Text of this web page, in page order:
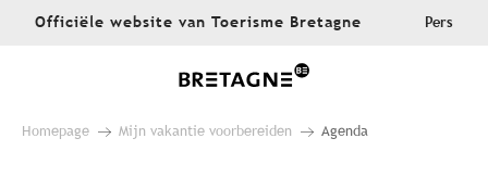
AllerOfficiële website van Toerisme Bretagne Pers
Homepage Mijn vakantie voorbereiden Agenda